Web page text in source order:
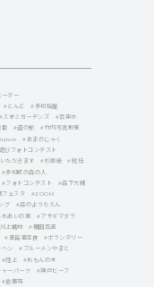
ーター
#とんど
#多可桧屋
#スオミガーデンズ
#百年水
散 #道の駅
#竹内写真教室
#あまのじゃく
びフォトコンテスト
ただきます #杉原紙
#就任
#多可町の森の人
#フォトコンテスト
#森下大輔
フェスタ
#ZOOM
グ
#森のようちえん
れあいの里
#アサギマダラ
上織物
#棚田百選
#車留満定食
#ボランタリー
ヘン
#ブルーメンやまと
#陸上
#れもんの木
ャーパーク
#神戸ビーフ
#倉庫市